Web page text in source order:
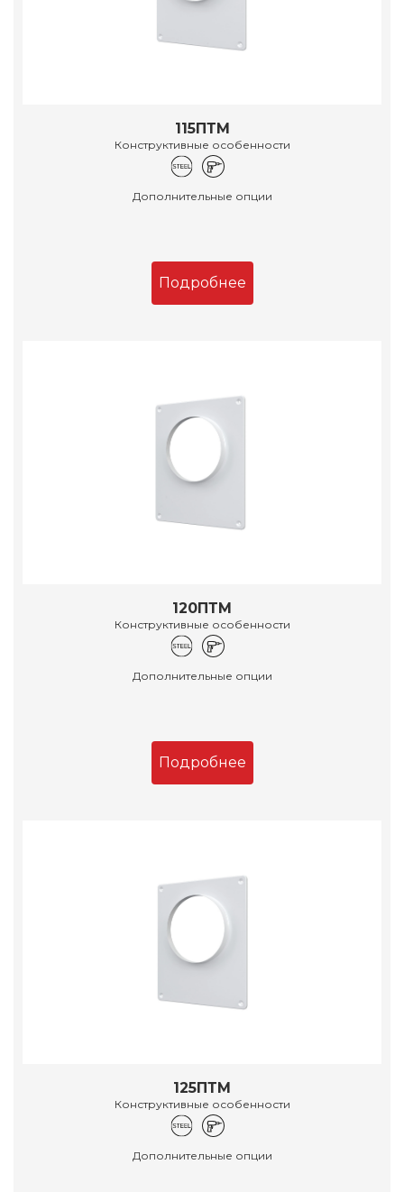
115ПТМ
Конструктивные особенности
Дополнительные опции
Подробнее
120ПТМ
Конструктивные особенности
Дополнительные опции
Подробнее
125ПТМ
Конструктивные особенности
Дополнительные опции